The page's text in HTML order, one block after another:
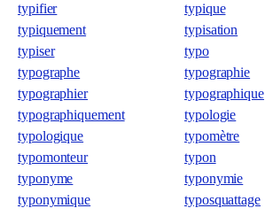
typifier
typique
typiquement
typisation
typiser
typo
typographe
typographie
typographier
typographique
typographiquement
typologie
typologique
typomètre
typomonteur
typon
typonyme
typonymie
typonymique
typosquattage